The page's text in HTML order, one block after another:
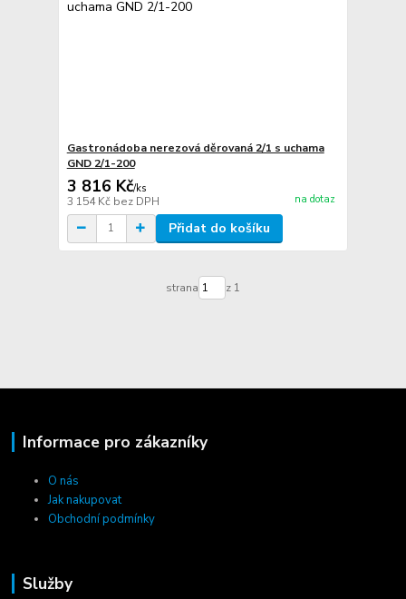
Gastronádoba nerezová děrovaná 2/1 s uchama
GND 2/1-200
3 816 Kč/ks
3 154 Kč bez DPH na dotaz
Přidat do košíku
strana z 1
Informace pro zákazníky
O nás
Jak nakupovat
Obchodní podmínky
Služby